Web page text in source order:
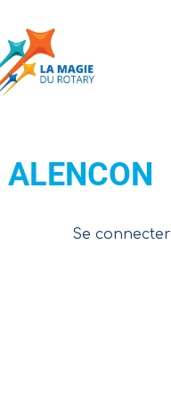
ALENCON
Se connecter